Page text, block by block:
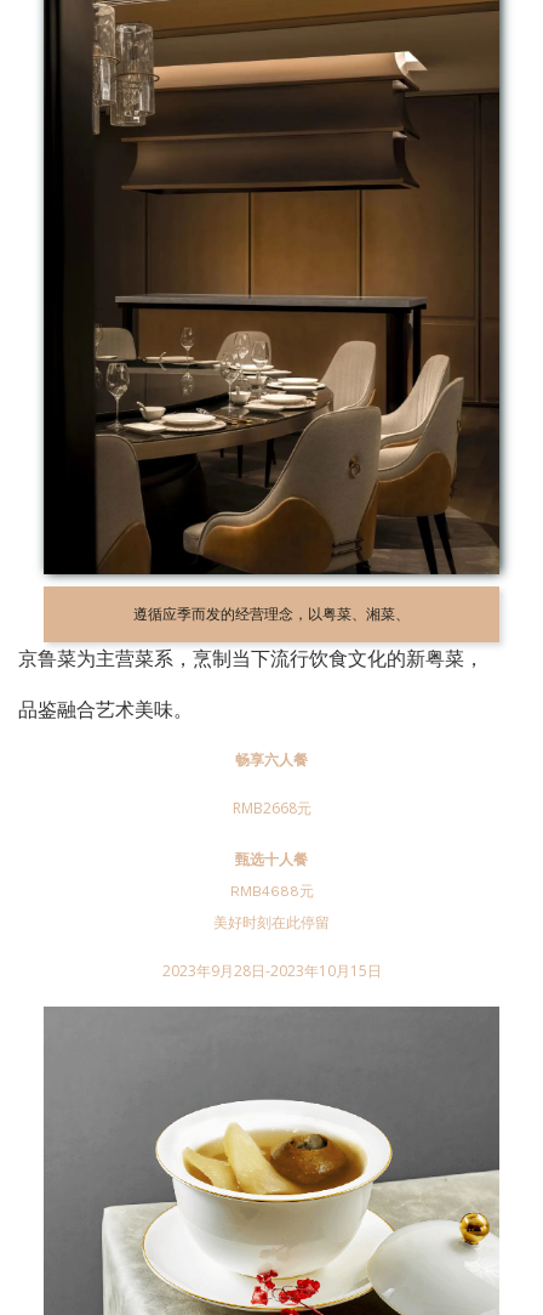
遵循应季而发的经营理念，以粤菜、湘菜、
京鲁菜为主营菜系，烹制当下流行饮食文化的新粤菜，
品鉴融合艺术美味。
畅享六人餐
RMB2668元
甄选十人餐
RMB4688元
美好时刻在此停留
2023年9月28日-2023年10月15日